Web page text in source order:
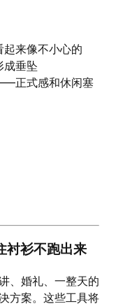
来像不小心的
垂坠
正式感和休闲塞
衫不跑出来
、婚礼、一整天的
方案。这些工具将